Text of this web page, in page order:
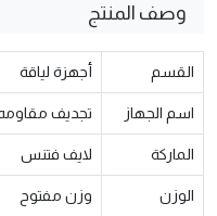
وصف المنتج
القسم أجهزة لياقة
اسم الجهاز تجديف
الماركة لايف فتنس
الوزن وزن مفتوح